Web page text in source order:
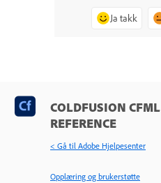
Ja takk
COLDFUSION CFML
REFERENCE
< Gå til Adobe Hjelpesenter
Opplæring og brukerstøtte